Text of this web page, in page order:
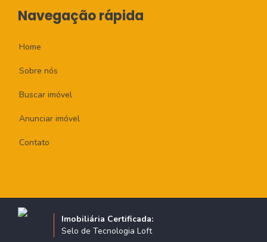
Navegação rápida
Home
Sobre nós
Buscar imóvel
Anunciar imóvel
Contato
Imobiliária Certificada:
Selo de Tecnologia Loft